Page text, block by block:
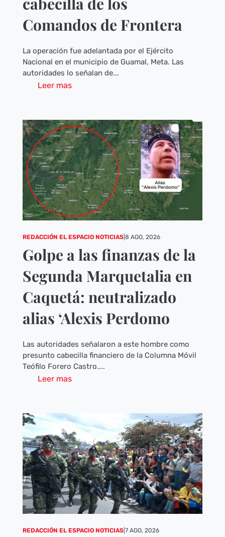
Comandos de Frontera
La operación fue adelantada por el Ejército
Nacional en el municipio de Guamal, Meta. Las
autoridades lo señalan de...
Leer mas
REDACCIÓN EL ESPACIO NOTICIAS| 8 AGO, 2026
Golpe a las finanzas de la
Segunda Marquetalia en
Caquetá: neutralizado
alias ‘Alexis Perdomo
Las autoridades señalaron a este hombre como
presunto cabecilla financiero de la Columna Móvil
Teófilo Forero Castro....
Leer mas
REDACCIÓN EL ESPACIO NOTICIAS| 7 AGO, 2026